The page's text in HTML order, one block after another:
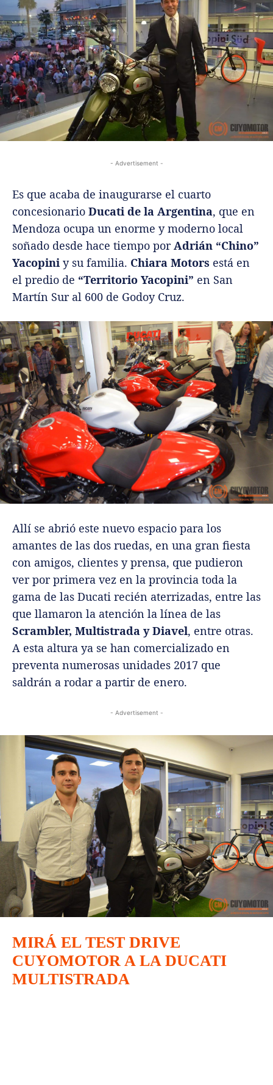
- Advertisement -
Es que acaba de inaugurarse el cuarto
concesionario Ducati de la Argentina, que en
Mendoza ocupa un enorme y moderno local
soñado desde hace tiempo porAdrián “Chino”
Yacopini y su familia. Chiara Motors está en
el predio de “Territorio Yacopini” en San
Martín Sur al 600 de Godoy Cruz.
Allí se abrió este nuevo espacio para los
amantes de las dos ruedas, en una gran fiesta
con amigos, clientes y prensa, que pudieron
ver por primera vez en la provincia toda la
gama de las Ducati recién aterrizadas, entre las
que llamaron la atención la línea de las
Scrambler, Multistrada y Diavel, entre otras.
A esta altura ya se han comercializado en
preventa numerosas unidades 2017 que
saldrán a rodar a partir de enero.
- Advertisement -
MIRÁ EL TEST DRIVE
CUYOMOTOR A LA DUCATI
MULTISTRADA